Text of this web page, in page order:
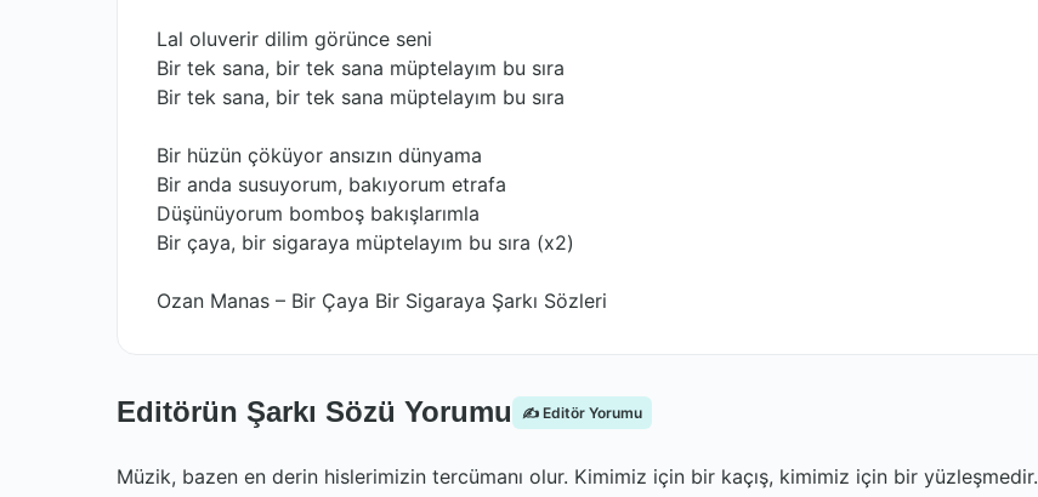
Lal oluverir dilim görünce seni
Bir tek sana, bir tek sana müptelayım bu sıra
Bir tek sana, bir tek sana müptelayım bu sıra
Bir hüzün çöküyor ansızın dünyama
Bir anda susuyorum, bakıyorum etrafa
Düşünüyorum bomboş bakışlarımla
Bir çaya, bir sigaraya müptelayım bu sıra (x2)
Ozan Manas – Bir Çaya Bir Sigaraya Şarkı Sözleri
Editörün Şarkı Sözü Yorumu ✍️ Editör Yorumu
Müzik, bazen en derin hislerimizin tercümanı olur. Kimimiz için bir kaçış, kimimiz için bir yüzleşmedir.